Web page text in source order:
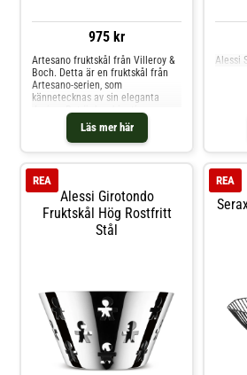
975 kr
Läs mer här
Artesano fruktskål från Villeroy &
Boch. Detta är en fruktskål från
Artesano-serien, som
kännetecknas av sin eleganta
design. Det är kombinationen av
gott hantverk och högkvalitativt
premiumporslin som gör den
perfekt för vardagsbruk. Shoppa
Uppläggningsfat hos Royal Design.
Alessi
Alessi Girotondo
Fruktskål Hög Rostfritt
Stål
REA REA